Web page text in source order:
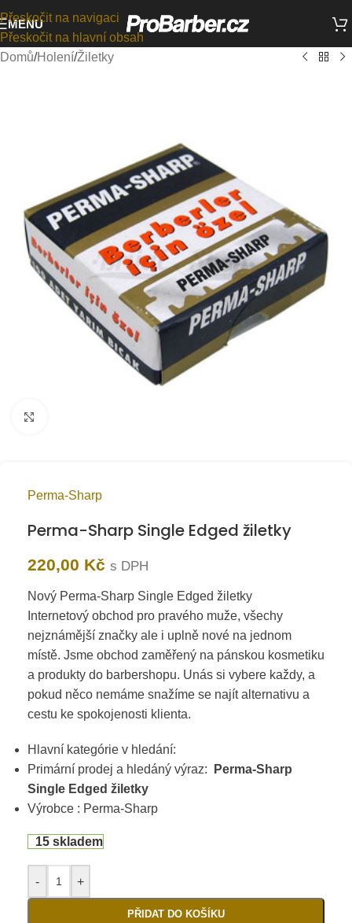
Přeskočit na navigaci
Přeskočit na hlavní obsah
MENU
Domů/Holení/Žiletky
Perma-Sharp
Perma-Sharp Single Edged žiletky
220,00 Kč s DPH
Nový Perma-Sharp Single Edged žiletky
Internetový obchod pro pravého muže, všechy
nejznámější značky ale i uplně nové na jednom
místě. Jsme obchod zaměřený na pánskou kosmetiku
a produkty do barbershopu. Unás si vybere každy, a
pokud něco nemáme snažíme se najít alternativu a
cestu ke spokojenosti klienta.
Hlavní kategórie v hledání:
Primární prodej a hledáný výraz:
Perma-Sharp
Single Edged žiletky
Výrobce : Perma-Sharp
15 skladem
- +
PŘIDAT DO KOŠÍKU